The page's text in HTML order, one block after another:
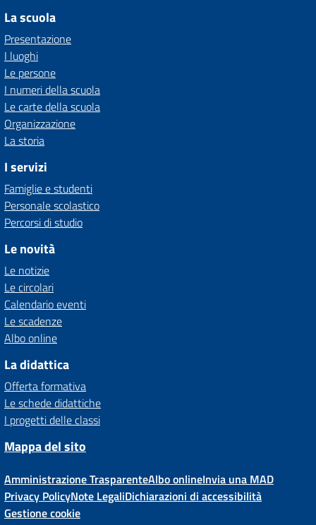
La scuola
Presentazione
I luoghi
Le persone
I numeri della scuola
Le carte della scuola
Organizzazione
La storia
I servizi
Famiglie e studenti
Personale scolastico
Percorsi di studio
Le novità
Le notizie
Le circolari
Calendario eventi
Le scadenze
Albo online
La didattica
Offerta formativa
Le schede didattiche
I progetti delle classi
Mappa del sito
Amministrazione TrasparenteAlbo onlineInvia una MAD
Privacy PolicyNote LegaliDichiarazioni di accessibilità
Gestione cookie